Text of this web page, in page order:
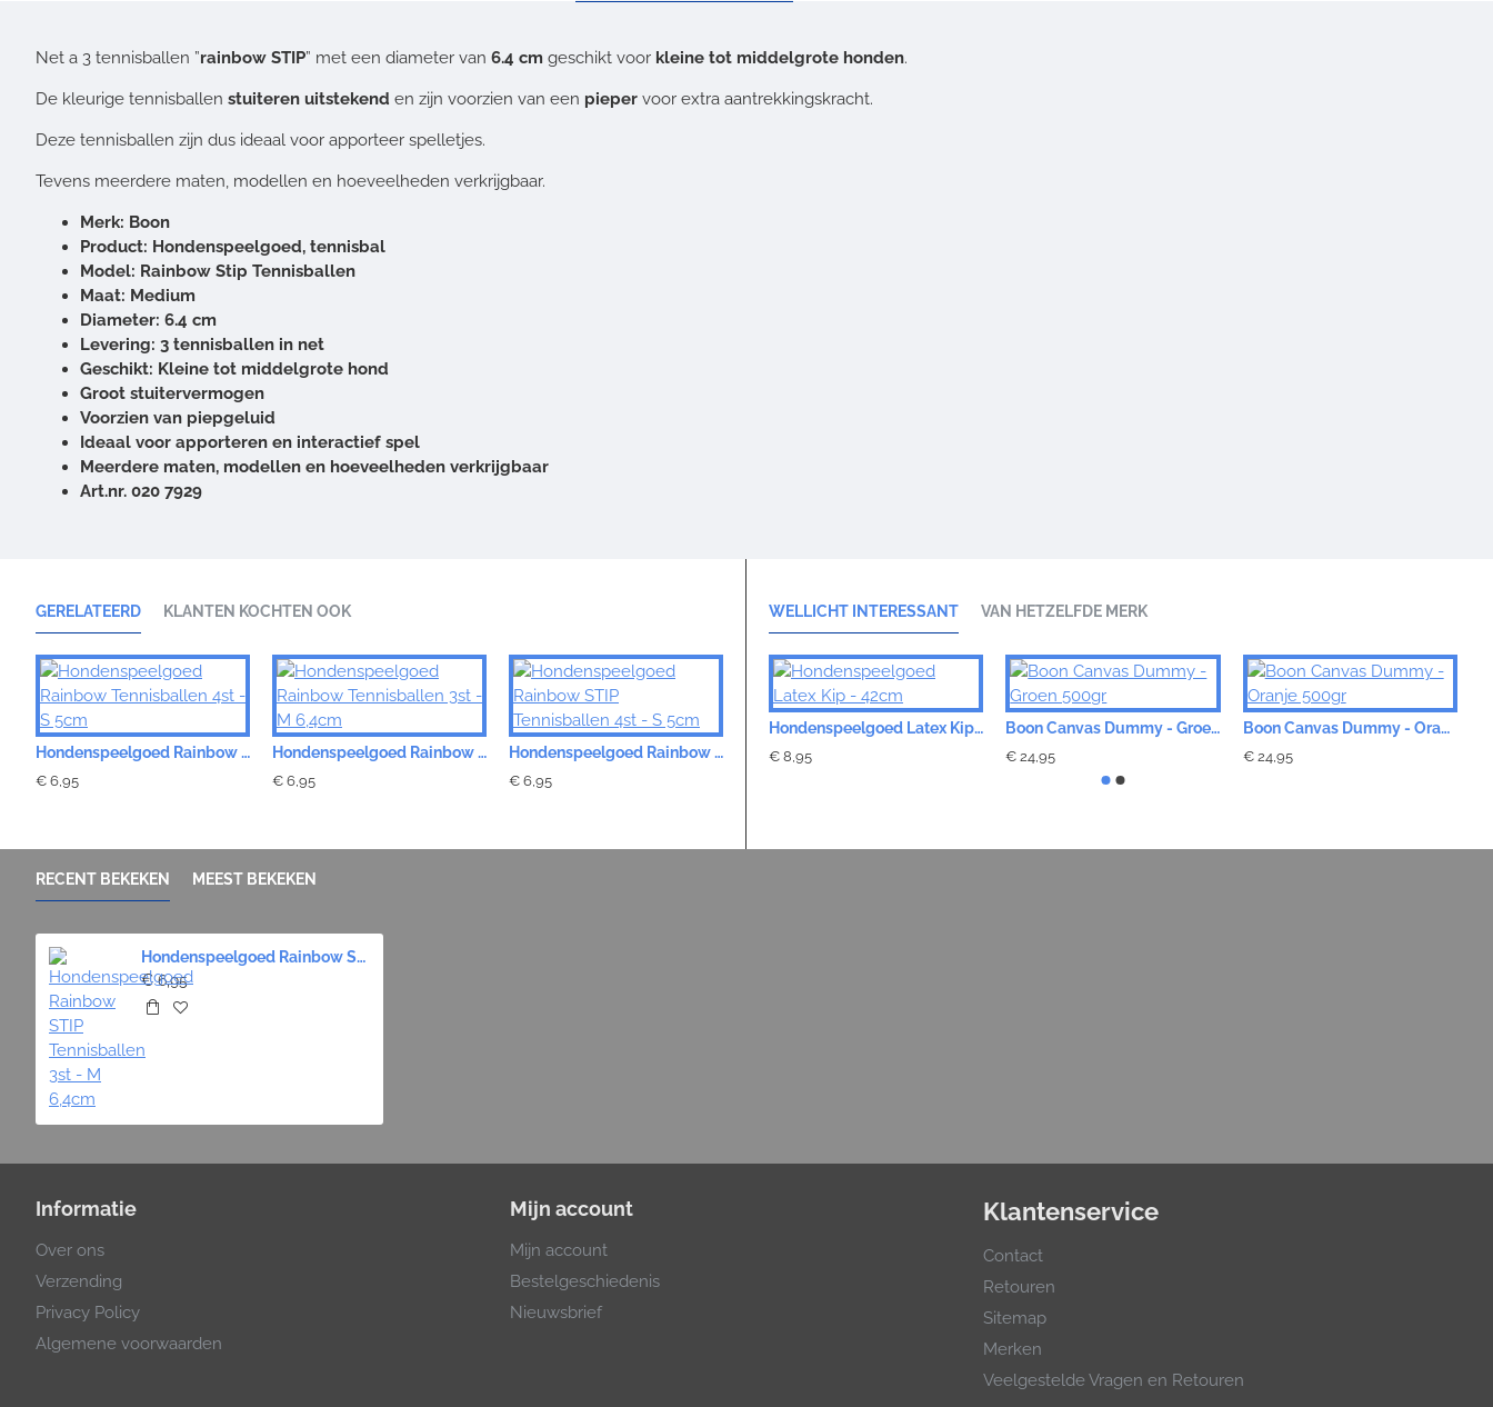
Net a 3 tennisballen ”rainbow STIP” met een diameter van 6.4 cm geschikt voor kleine tot middelgrote honden.
De kleurige tennisballen stuiteren uitstekend en zijn voorzien van een pieper voor extra aantrekkingskracht.
Deze tennisballen zijn dus ideaal voor apporteer spelletjes.
Tevens meerdere maten, modellen en hoeveelheden verkrijgbaar.
Merk: Boon
Product: Hondenspeelgoed, tennisbal
Model: Rainbow Stip Tennisballen
Maat: Medium
Diameter: 6.4 cm
Levering: 3 tennisballen in net
Geschikt: Kleine tot middelgrote hond
Groot stuitervermogen
Voorzien van piepgeluid
Ideaal voor apporteren en interactief spel
Meerdere maten, modellen en hoeveelheden verkrijgbaar
Art.nr. 020 7929
GERELATEERD KLANTEN KOCHTEN OOK
Hondenspeelgoed Rainbow Tennisballen 4st - S 5cm
€ 6,95
Hondenspeelgoed Rainbow Tennisballen 3st - M 6,4cm
€ 6,95
Hondenspeelgoed Rainbow STIP Tennisballen 4st - S 5cm
€ 6,95
WELLICHT INTERESSANT VAN HETZELFDE MERK
Hondenspeelgoed Latex Kip - 42cm
€ 8,95
Boon Canvas Dummy - Groen 500gr
€ 24,95
Boon Canvas Dummy - Oranje 500gr
€ 24,95
RECENT BEKEKEN MEEST BEKEKEN
Hondenspeelgoed Rainbow STIP Tennisballen 3st - M 6,4cm
€ 6,95
Informatie
Over ons
Verzending
Privacy Policy
Algemene voorwaarden
Mijn account
Mijn account
Bestelgeschiedenis
Nieuwsbrief
Klantenservice
Contact
Retouren
Sitemap
Merken
Veelgestelde Vragen en Retouren